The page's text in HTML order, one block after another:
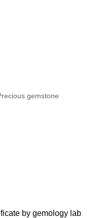
gemstone
by gemology lab